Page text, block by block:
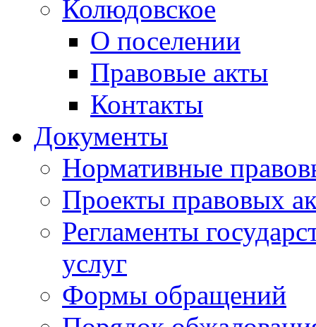
Колюдовское
О поселении
Правовые акты
Контакты
Документы
Нормативные
Проекты правовых
Регламенты
услуг
Формы обращений